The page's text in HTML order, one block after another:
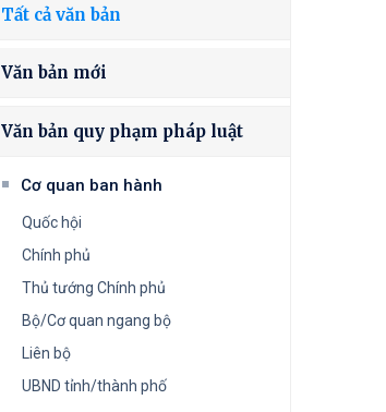
Tất cả văn bản
Văn bản mới
Văn bản quy phạm pháp luật
Cơ quan ban hành
Quốc hội
Chính phủ
Thủ tướng Chính phủ
Bộ/Cơ quan ngang bộ
Liên bộ
UBND tỉnh/thành phố